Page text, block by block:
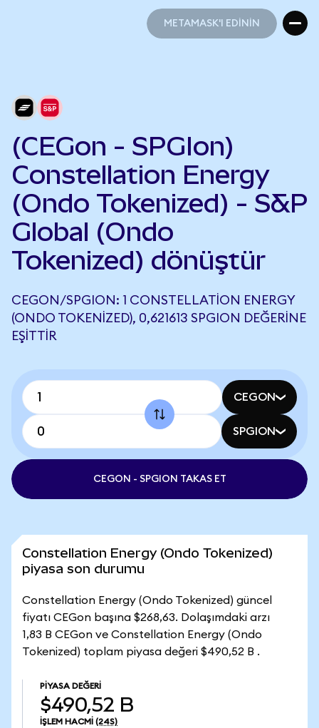
METAMASK'I EDİNİN
(CEGon - SPGIon)
Constellation Energy
(Ondo Tokenized) - S&P
Global (Ondo
Tokenized) dönüştür
CEGON/SPGION: 1 CONSTELLATION ENERGY
(ONDO TOKENIZED), 0,621613 SPGION DEĞERINE
EŞITTIR
CEGON
SPGION
CEGON - SPGION TAKAS ET
Constellation Energy (Ondo Tokenized)
piyasa son durumu
Constellation Energy (Ondo Tokenized) güncel
fiyatı CEGon başına $268,63. Dolaşımdaki arzı
1,83 B CEGon ve Constellation Energy (Ondo
Tokenized) toplam piyasa değeri $490,52 B .
PIYASA DEĞERI
$490,52 B
İŞLEM HACMI (24S)